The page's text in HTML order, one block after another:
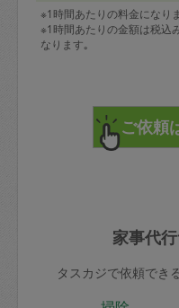
※1時間あたりの料金になりま
※1時間あたりの金額は税込
なります｡
家事代
タスカジで依頼でき